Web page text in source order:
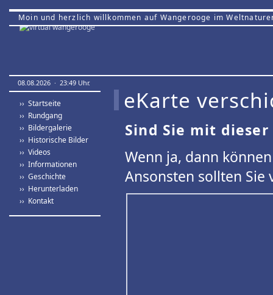
Moin und herzlich willkommen auf Wangerooge im
08.08.2026 · 23:49 Uhr.
›› Startseite
›› Rundgang
›› Bildergalerie
›› Historische Bilder
›› Videos
›› Informationen
›› Geschichte
›› Herunterladen
›› Kontakt
eKarte
Sind Sie mit
Wenn ja, dann
Ansonsten sollten